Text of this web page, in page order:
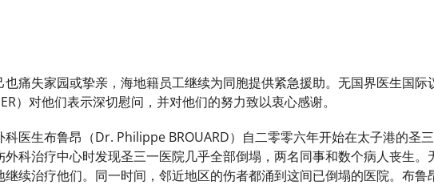
也痛失家园或挚亲，海地籍员工继续为同胞提供紧急援助。无国界医生国
）对他们表示深切慰问，并对他们的努力致以衷心感谢。
科医生布鲁昂（Dr. Philippe BROUARD）自二零零六年开始在太子港的圣
外科治疗中心时发现圣三一医院几乎全部倒塌，两名同事和数个病人丧生
继续治疗他们。同一时间，邻近地区的伤者都涌到这间已倒塌的医院。布